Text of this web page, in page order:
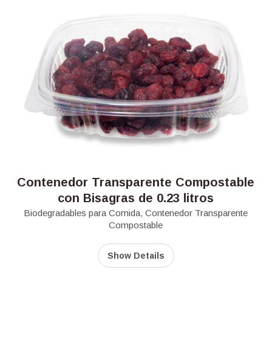
Contenedor Transparente Compostable
con Bisagras de 0.23 litros
Biodegradables para Comida,Contenedor Transparente
Compostable
Show Details